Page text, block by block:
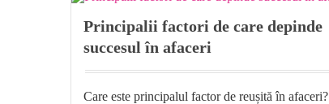
Principalii factori de care depinde
succesul în afaceri
Care este principalul factor de reușită în afaceri?